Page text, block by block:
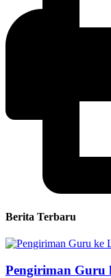
Berita Terbaru
Pengiriman Guru